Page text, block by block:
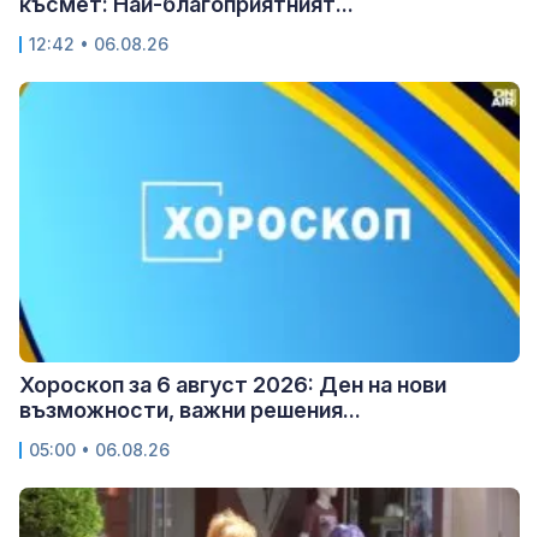
12:42 • 06.08.26
Хороскоп за 6 август 2026: Ден на нови
възможности, важни решения...
05:00 • 06.08.26